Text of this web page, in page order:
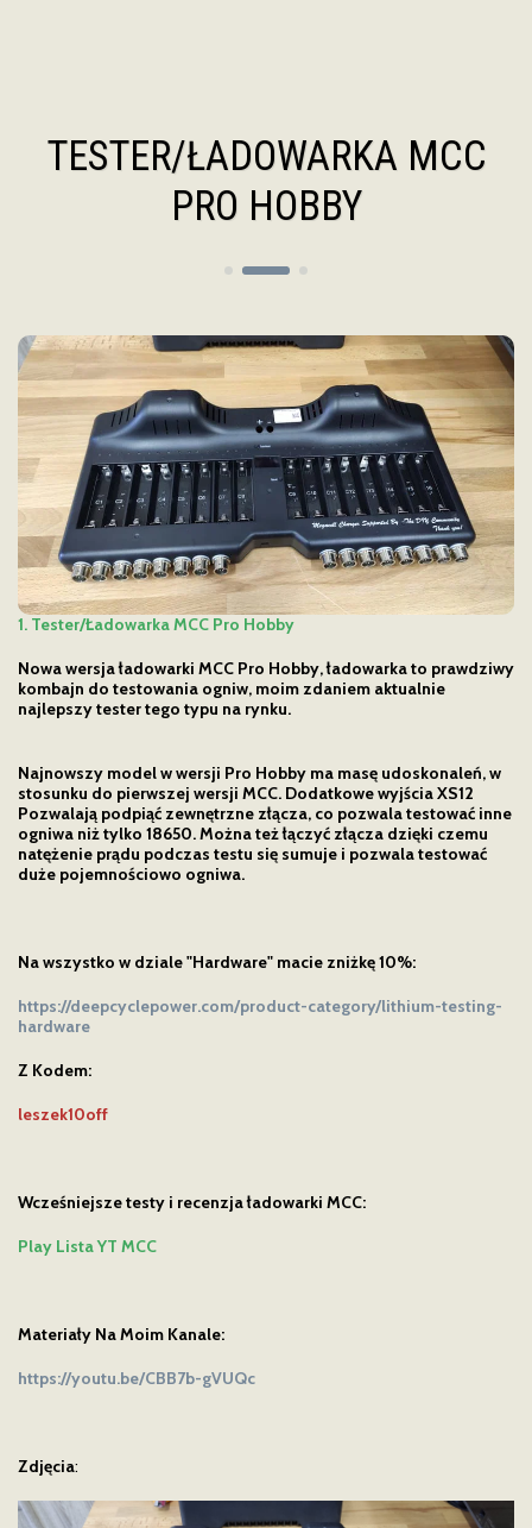
TESTER/ŁADOWARKA MCC
PRO HOBBY
1. Tester/Ładowarka MCC Pro Hobby
Nowa wersja ładowarki MCC Pro Hobby, ładowarka to prawdziwy
kombajn do testowania ogniw, moim zdaniem aktualnie
najlepszy tester tego typu na rynku.
Najnowszy model w wersji Pro Hobby ma masę udoskonaleń, w
stosunku do pierwszej wersji MCC. Dodatkowe wyjścia XS12
Pozwalają podpiąć zewnętrzne złącza, co pozwala testować inne
ogniwa niż tylko 18650. Można też łączyć złącza dzięki czemu
natężenie prądu podczas testu się sumuje i pozwala testować
duże pojemnościowo ogniwa.
Na wszystko w dziale "Hardware" macie zniżkę 10%:
https://deepcyclepower.com/product-category/lithium-testing-
hardware
Z Kodem:
leszek10off
Wcześniejsze testy i recenzja ładowarki MCC:
Play Lista YT MCC
Materiały Na Moim Kanale:
https://youtu.be/CBB7b-gVUQc
Zdjęcia: